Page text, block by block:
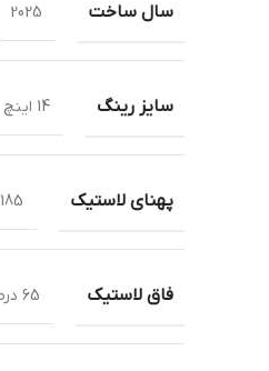
سال ساخت 2025
سایز رینگ 14 اینچ
پهنای لاستیک 185 میلی متر
فاق لاستیک 65 درصد پهنا